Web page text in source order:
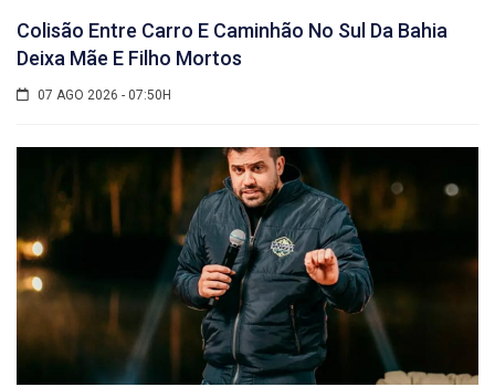
Colisão Entre Carro E Caminhão No Sul Da Bahia
Deixa Mãe E Filho Mortos
07 AGO 2026 - 07:50H